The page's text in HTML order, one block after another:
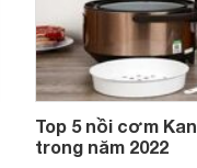
Top 5 nồi cơm
trong năm 2022